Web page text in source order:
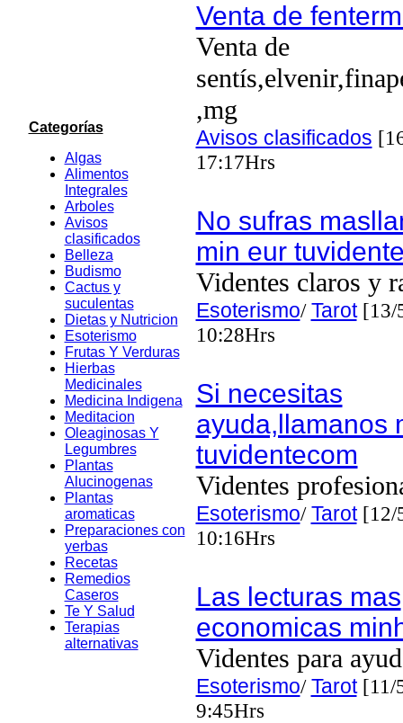
Categorías
Algas
Alimentos
Integrales
Arboles
Avisos
clasificados
Belleza
Budismo
Cactus y
suculentas
Dietas y Nutricion
Esoterismo
Frutas Y Verduras
Hierbas
Medicinales
Medicina Indigena
Meditacion
Oleaginosas Y
Legumbres
Plantas
Alucinogenas
Plantas
aromaticas
Preparaciones con
yerbas
Recetas
Remedios
Caseros
Te Y Salud
Terapias
alternativas
Venta de
Venta de
,mg
Avisos clasificados
17:17Hrs
No sufras
min eur
Videntes claros y
Esoterismo/Tarot[13/
10:28Hrs
Si necesitas
ayuda,llamanos
tuvidentecom
Videntes
Esoterismo/Tarot[12/
10:16Hrs
Las lecturas mas
economicas
Videntes para
Esoterismo/Tarot[11/
9:45Hrs